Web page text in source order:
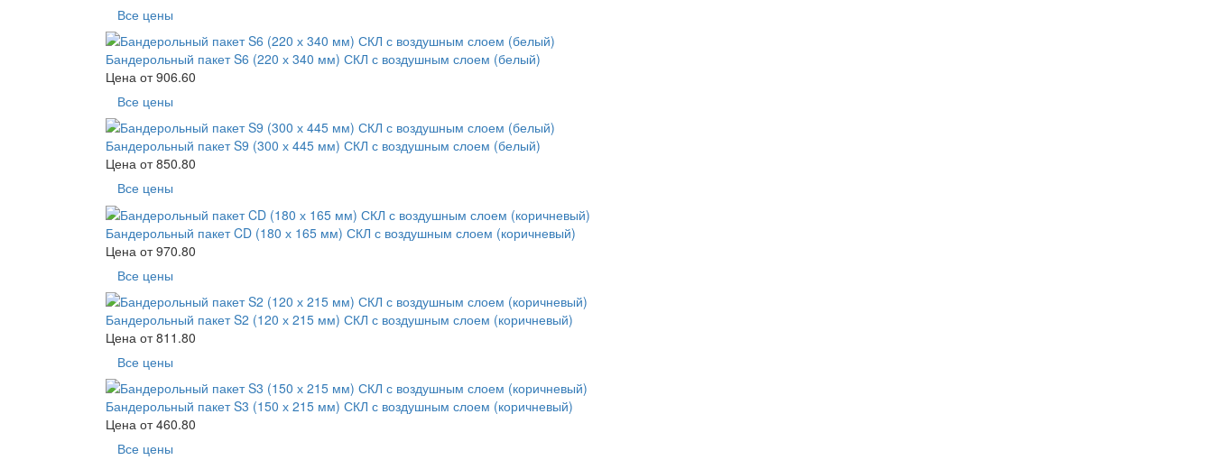
Все цены
Бандерольный пакет S6 (220 х 340 мм) СКЛ с воздушным слоем (белый)
Цена от906.60
Все цены
Бандерольный пакет S9 (300 х 445 мм) СКЛ с воздушным слоем (белый)
Цена от850.80
Все цены
Бандерольный пакет CD (180 х 165 мм) СКЛ с воздушным слоем (коричневый)
Цена от970.80
Все цены
Бандерольный пакет S2 (120 х 215 мм) СКЛ с воздушным слоем (коричневый)
Цена от811.80
Все цены
Бандерольный пакет S3 (150 х 215 мм) СКЛ с воздушным слоем (коричневый)
Цена от460.80
Все цены